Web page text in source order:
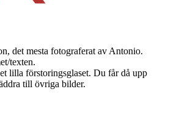
det mesta fotograferat av Antonio.
texten.
lilla förstoringsglaset. Du får då upp
till övriga bilder.